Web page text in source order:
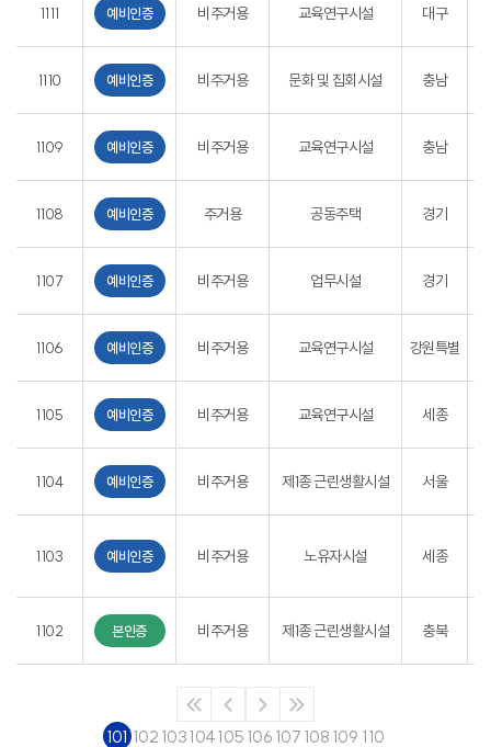
1111 예비인증 비주거용 교육연구시설 대구
1110 예비인증 비주거용 문화 및 집회시설 충남
1109 예비인증 비주거용 교육연구시설 충남
1108 예비인증 주거용 공동주택 경기
1107 예비인증 비주거용 업무시설 경기
1106 예비인증 비주거용 교육연구시설 강원특별
1105 예비인증 비주거용 교육연구시설 세종
1104 예비인증 비주거용 제1종 근린생활시설 서울
1103 예비인증 비주거용 노유자시설 세종
1102 본인증 비주거용 제1종 근린생활시설 충북
101 102 103104105 106 107 108 109 110